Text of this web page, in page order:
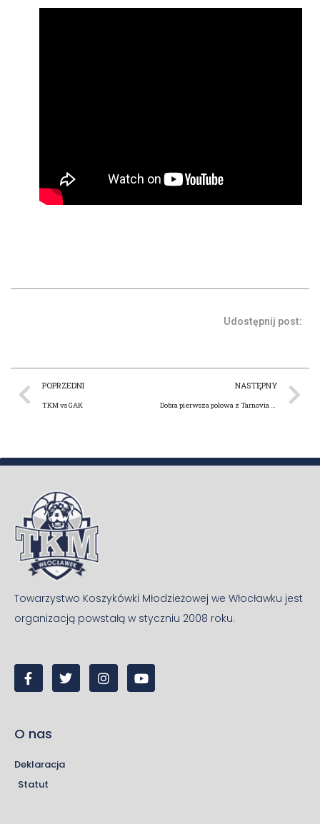
Udostępnij post:
POPRZEDNI
TKM vs GAK
NASTĘPNY
Dobra pierwsza połowa z Tarnovia we Włocławku. Jutro w Sopocie gramy z rezerwami Trefla
Towarzystwo Koszykówki Młodzieżowej we Włocławku jest
organizacją powstałą w styczniu 2008 roku.
O nas
Deklaracja
Statut